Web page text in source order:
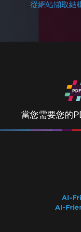
從網站擷取結
當您需要您的
AI-
AI-